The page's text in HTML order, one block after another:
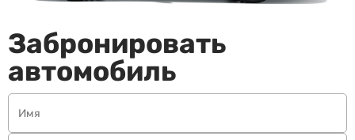
Забронировать
автомобиль